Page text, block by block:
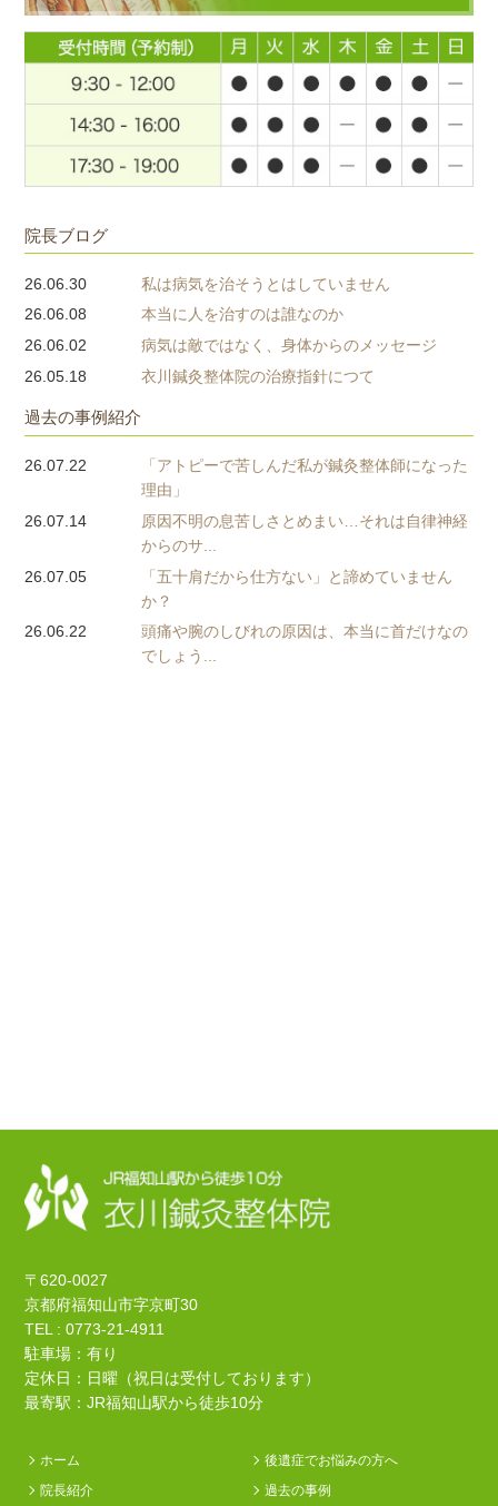
院長ブログ
26.06.30
私は病気を治そうとはしていません
26.06.08
本当に人を治すのは誰なのか
26.06.02
病気は敵ではなく、身体からのメッセージ
26.05.18
衣川鍼灸整体院の治療指針につて
過去の事例紹介
26.07.22
「アトピーで苦しんだ私が鍼灸整体師になった
理由」
26.07.14
原因不明の息苦しさとめまい…それは自律神経
からのサ...
26.07.05
「五十肩だから仕方ない」と諦めていません
か？
26.06.22
頭痛や腕のしびれの原因は、本当に首だけなの
でしょう...
〒620-0027
京都府福知山市字京町30
TEL : 0773-21-4911
駐車場：有り
定休日：日曜（祝日は受付しております）
最寄駅：JR福知山駅から徒歩10分
ホーム
院長紹介
後遺症でお悩みの方へ
過去の事例